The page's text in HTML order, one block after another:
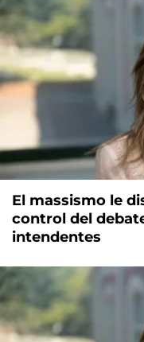
El massismo le
control del
intendentes